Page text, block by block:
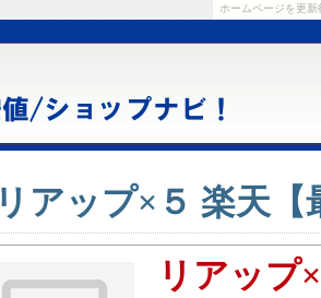
ホームページを更
リアップ×５ 楽天
リアップ